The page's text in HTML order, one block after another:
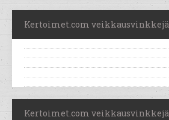
Kertoimet.com veikkausvinkkejä
Kertoimet.com veikkausvinkkejä